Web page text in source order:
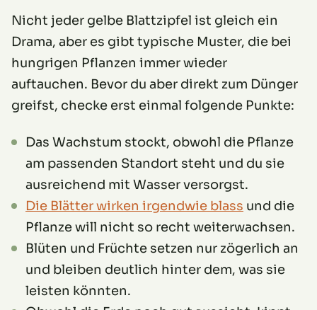
Nicht jeder gelbe Blattzipfel ist gleich ein
Drama, aber es gibt typische Muster, die bei
hungrigen Pflanzen immer wieder
auftauchen. Bevor du aber direkt zum Dünger
greifst, checke erst einmal folgende Punkte:
Das Wachstum stockt, obwohl die Pflanze
am passenden Standort steht und du sie
ausreichend mit Wasser versorgst.
Die Blätter wirken irgendwie blass und die
Pflanze will nicht so recht weiterwachsen.
Blüten und Früchte setzen nur zögerlich an
und bleiben deutlich hinter dem, was sie
leisten könnten.